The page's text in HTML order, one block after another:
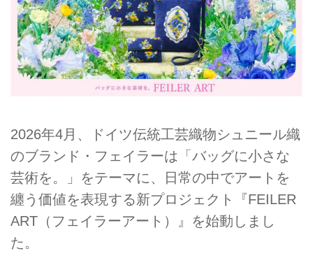
2026年4月、ドイツ伝統工芸織物シュニール織
のブランド・フェイラーは「バッグに小さな
芸術を。」をテーマに、日常の中でアートを
纏う価値を表現する新プロジェクト『FEILER
ART（フェイラーアート）』を始動しまし
た。